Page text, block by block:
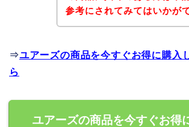
参考にされてみてはいかが
⇒ユアーズの商品を今すぐお得に購入
ら
ユアーズの商品を今すぐお得